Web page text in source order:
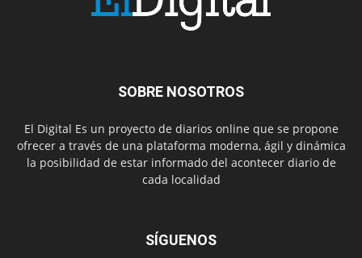
SOBRE NOSOTROS
El Digital Es un proyecto de diarios online que se propone
ofrecer a través de una plataforma moderna, ágil y dinámica
la posibilidad de estar informado del acontecer diario de
cada localidad
SÍGUENOS